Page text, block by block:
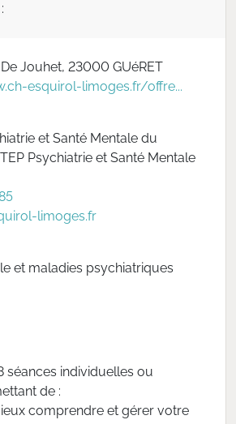
Jouhet, 23000 GUéRET
esquirol-limoges.fr/offre...
et Santé Mentale du
Psychiatrie et Santé Mentale
limoges.fr
et maladies psychiatriques
séances individuelles ou
de :
comprendre et gérer votre